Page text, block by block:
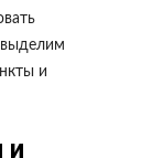
выделим
и
и